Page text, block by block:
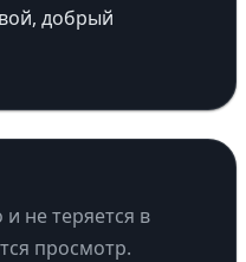
добрый
не теряется в
просмотр.